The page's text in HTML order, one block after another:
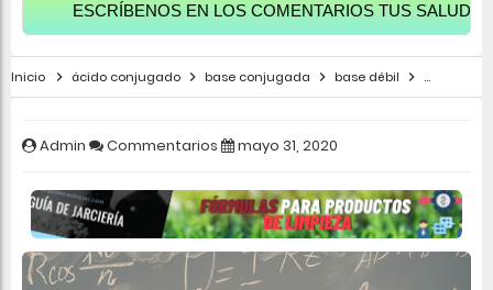
ESCRÍBENOS EN LOS COMENTARIOS TUS SALUDOS PARA
Inicio ácido conjugado base conjugada base débil ecuación
Admin Commentarios mayo 31, 2020